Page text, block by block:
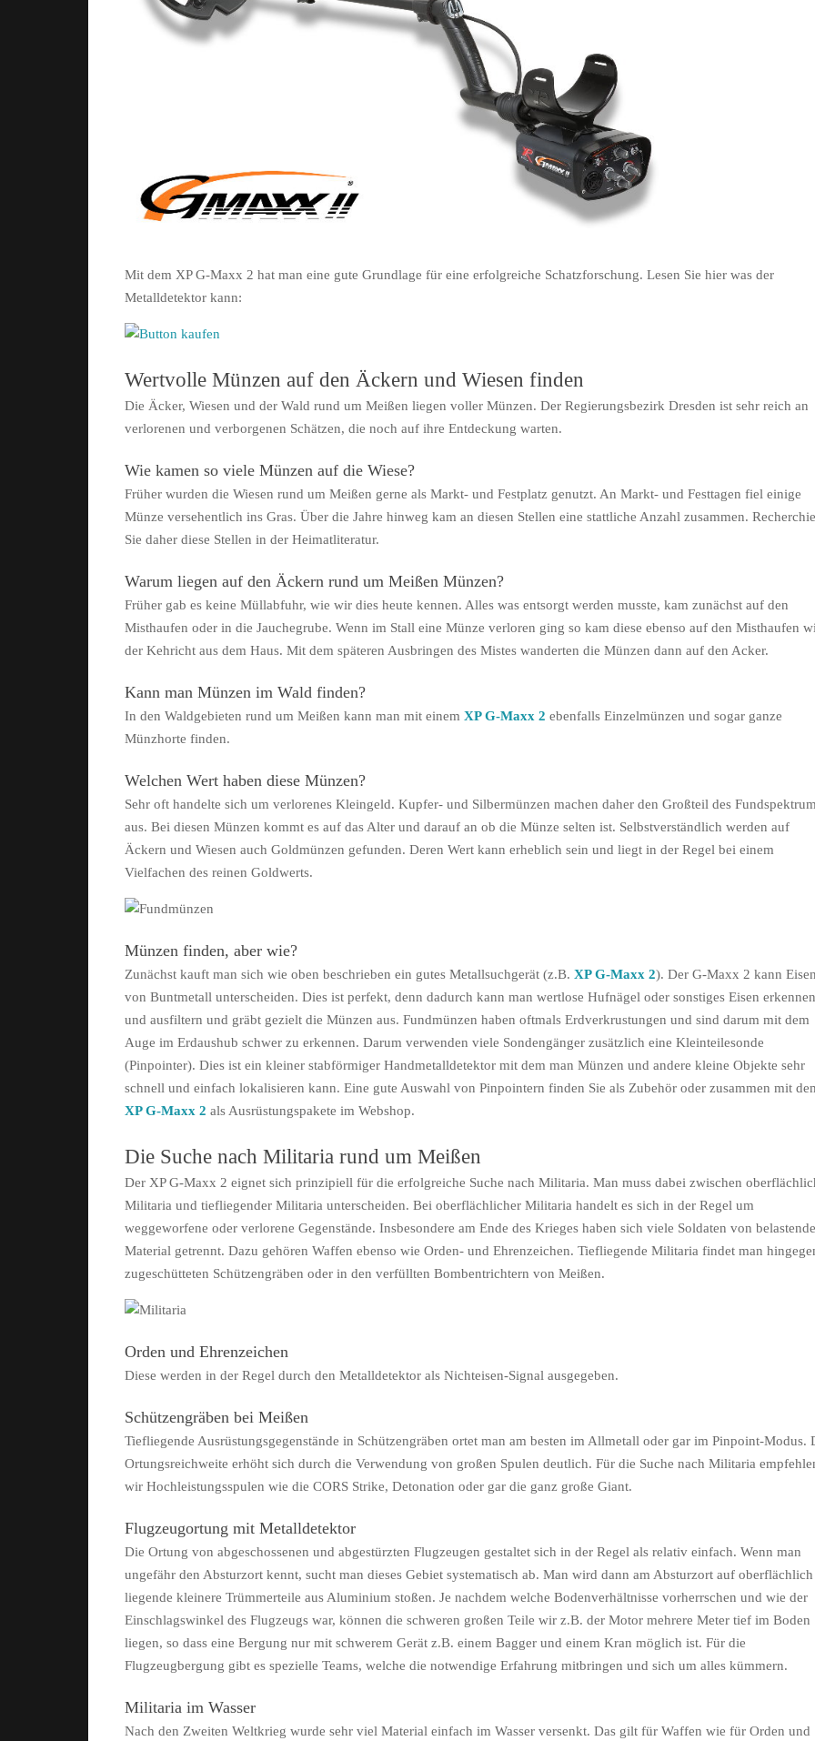
Mit dem XP G-Maxx 2 hat man eine gute Grundlage für eine erfolgreiche Schatzforschung. Lesen Sie hier was der
Metalldetektor kann:
Wertvolle Münzen auf den Äckern und Wiesen finden
Die Äcker, Wiesen und der Wald rund um Meißen liegen voller Münzen. Der Regierungsbezirk Dresden ist sehr reich an
verlorenen und verborgenen Schätzen, die noch auf ihre Entdeckung warten.
Wie kamen so viele Münzen auf die Wiese?
Früher wurden die Wiesen rund um Meißen gerne als Markt- und Festplatz genutzt. An Markt- und Festtagen fiel einige
Münze versehentlich ins Gras. Über die Jahre hinweg kam an diesen Stellen eine stattliche Anzahl zusammen.
Sie daher diese Stellen in der Heimatliteratur.
Warum liegen auf den Äckern rund um Meißen Münzen?
Früher gab es keine Müllabfuhr, wie wir dies heute kennen. Alles was entsorgt werden musste, kam zunächst auf den
Misthaufen oder in die Jauchegrube. Wenn im Stall eine Münze verloren ging so kam diese ebenso auf den Misthaufen
der Kehricht aus dem Haus. Mit dem späteren Ausbringen des Mistes wanderten die Münzen dann auf den Acker.
Kann man Münzen im Wald finden?
In den Waldgebieten rund um Meißen kann man mit einem XP G-Maxx 2 ebenfalls Einzelmünzen und sogar ganze
Münzhorte finden.
Welchen Wert haben diese Münzen?
Sehr oft handelte sich um verlorenes Kleingeld. Kupfer- und Silbermünzen machen daher den Großteil des
aus. Bei diesen Münzen kommt es auf das Alter und darauf an ob die Münze selten ist. Selbstverständlich werden auf
Äckern und Wiesen auch Goldmünzen gefunden. Deren Wert kann erheblich sein und liegt in der Regel bei einem
Vielfachen des reinen Goldwerts.
Münzen finden, aber wie?
Zunächst kauft man sich wie oben beschrieben ein gutes Metallsuchgerät (z.B. XP G-Maxx 2). Der G-Maxx 2 kann
von Buntmetall unterscheiden. Dies ist perfekt, denn dadurch kann man wertlose Hufnägel oder sonstiges Eisen erkennen
und ausfiltern und gräbt gezielt die Münzen aus. Fundmünzen haben oftmals Erdverkrustungen und sind darum mit dem
Auge im Erdaushub schwer zu erkennen. Darum verwenden viele Sondengänger zusätzlich eine Kleinteilesonde
(Pinpointer). Dies ist ein kleiner stabförmiger Handmetalldetektor mit dem man Münzen und andere kleine Objekte sehr
schnell und einfach lokalisieren kann. Eine gute Auswahl von Pinpointern finden Sie als Zubehör oder zusammen mit
XP G-Maxx 2 als Ausrüstungspakete im Webshop.
Die Suche nach Militaria rund um Meißen
Der XP G-Maxx 2 eignet sich prinzipiell für die erfolgreiche Suche nach Militaria. Man muss dabei zwischen
Militaria und tiefliegender Militaria unterscheiden. Bei oberflächlicher Militaria handelt es sich in der Regel um
weggeworfene oder verlorene Gegenstände. Insbesondere am Ende des Krieges haben sich viele Soldaten von
Material getrennt. Dazu gehören Waffen ebenso wie Orden- und Ehrenzeichen. Tiefliegende Militaria findet man
zugeschütteten Schützengräben oder in den verfüllten Bombentrichtern von Meißen.
Orden und Ehrenzeichen
Diese werden in der Regel durch den Metalldetektor als Nichteisen-Signal ausgegeben.
Schützengräben bei Meißen
Tiefliegende Ausrüstungsgegenstände in Schützengräben ortet man am besten im Allmetall oder gar im Pinpoint-Modus.
Ortungsreichweite erhöht sich durch die Verwendung von großen Spulen deutlich. Für die Suche nach Militaria
wir Hochleistungsspulen wie die CORS Strike, Detonation oder gar die ganz große Giant.
Flugzeugortung mit Metalldetektor
Die Ortung von abgeschossenen und abgestürzten Flugzeugen gestaltet sich in der Regel als relativ einfach. Wenn man
ungefähr den Absturzort kennt, sucht man dieses Gebiet systematisch ab. Man wird dann am Absturzort auf oberflächlich
liegende kleinere Trümmerteile aus Aluminium stoßen. Je nachdem welche Bodenverhältnisse vorherrschen und wie der
Einschlagswinkel des Flugzeugs war, können die schweren großen Teile wir z.B. der Motor mehrere Meter tief im Boden
liegen, so dass eine Bergung nur mit schwerem Gerät z.B. einem Bagger und einem Kran möglich ist. Für die
Flugzeugbergung gibt es spezielle Teams, welche die notwendige Erfahrung mitbringen und sich um alles kümmern.
Militaria im Wasser
Nach den Zweiten Weltkrieg wurde sehr viel Material einfach im Wasser versenkt. Das gilt für Waffen wie für Orden und